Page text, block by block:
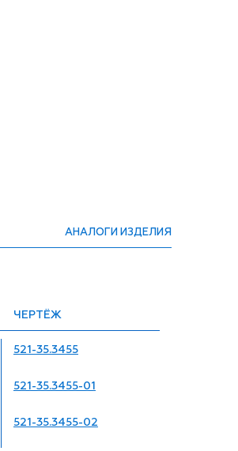
АНАЛОГИ ИЗДЕЛИЯ
ЧЕРТЁЖ
521-35.3455
521-35.3455-01
521-35.3455-02